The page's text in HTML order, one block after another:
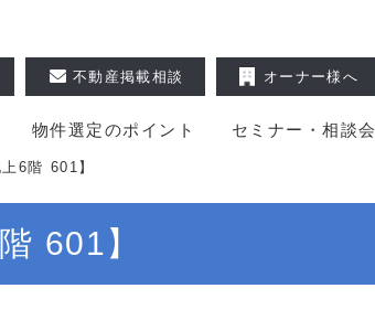
物件選定のポイント セミナー・相談会
不動産掲載相談 オーナー様へ
6階 601】
601】